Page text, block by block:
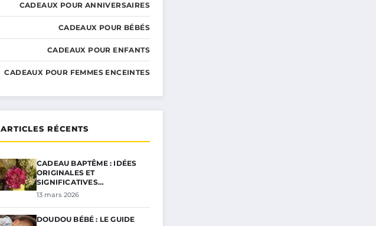
CADEAUX POUR ANNIVERSAIRES
CADEAUX POUR BÉBÉS
CADEAUX POUR ENFANTS
CADEAUX POUR FEMMES ENCEINTES
ARTICLES RÉCENTS
CADEAU BAPTÊME : IDÉES
ORIGINALES ET
SIGNIFICATIVES…
13 mars 2026
DOUDOU BÉBÉ : LE GUIDE